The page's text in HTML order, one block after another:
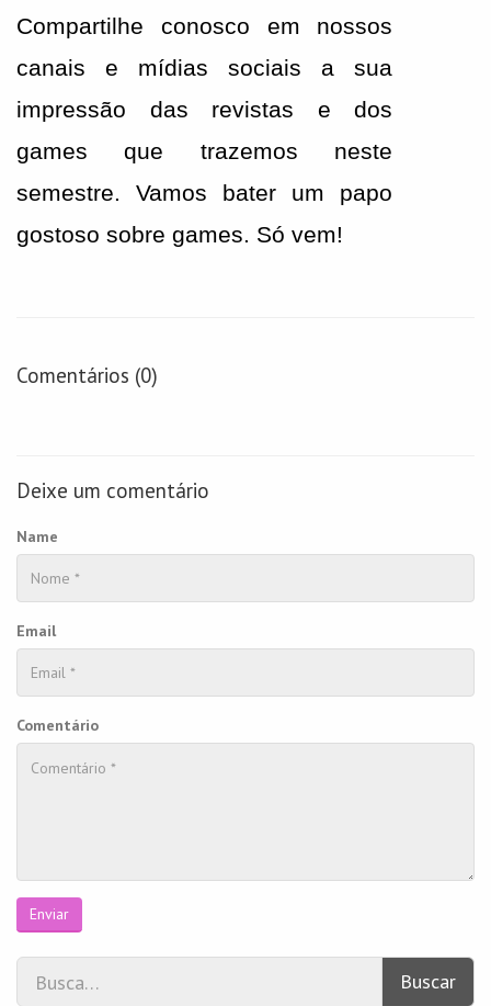
Compartilhe conosco em nossos
canais e mídias sociais a sua
impressão das revistas e dos
games que trazemos neste
semestre. Vamos bater um papo
gostoso sobre games. Só vem!
Comentários (0)
Deixe um comentário
Name
Email
Comentário
Enviar
Buscar